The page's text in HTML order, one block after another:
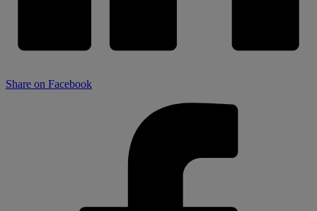
Share on Facebook